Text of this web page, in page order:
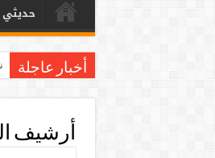
حديثي
أخبار عاجلة
أرشيف